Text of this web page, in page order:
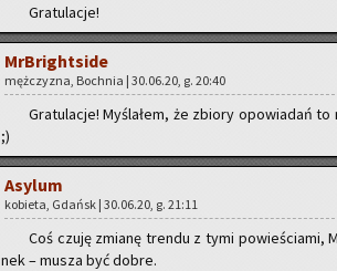
Gra­tu­la­cje!
MrBri­ght­si­de
męż­czy­zna, Boch­nia | 30.06.20, g. 20:40
Gra­tu­la­cje! My­śla­łem, że zbio­ry opo­wia­dań
;)
Asy­lum
ko­bie­ta, Gdańsk | 30.06.20, g. 21:11
Coś czuję zmia­nę tren­du z tymi
nek – musza być dobre.